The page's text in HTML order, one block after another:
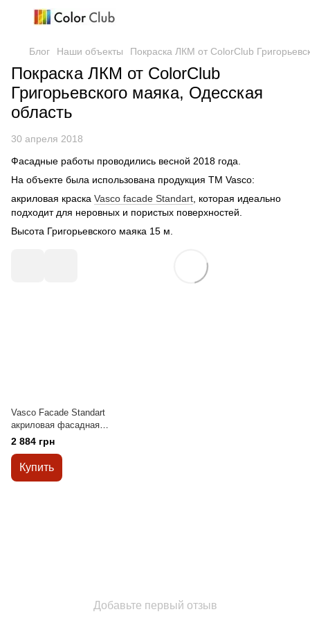
Блог Наши объекты Покраска ЛКМ от ColorClub
Покраска ЛКМ от ColorClub
Григорьевского маяка, Одесская
область
30 апреля 2018
Фасадные работы проводились весной 2018 года.
На объекте была использована продукция ТМ Vasco:
акриловая краска Vasco facade Standart которая идеально
подходит для неровных и пористых поверхностей.
Высота Григорьевского маяка 15 м.
Vasco Facade Standart
акриловая фасадная
краска 9л
2 884 грн
Купить
Добавьте первый отзыв